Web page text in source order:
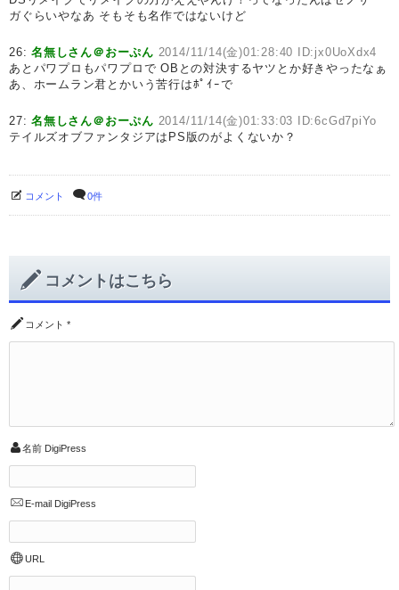
ガぐらいやなあ そもそも名作ではないけど
26:名無しさん＠おーぷん 2014/11/14(金)01:28:40 ID:jx0UoXdx4
あとパワプロもパワプロで OBとの対決するヤツとか好きやったなぁ
あ、ホームラン君とかいう苦行はﾎﾟｲｰで
27:名無しさん＠おーぷん 2014/11/14(金)01:33:03 ID:6cGd7piYo
テイルズオブファンタジアはPS版のがよくないか？
コメント 0件
コメントはこちら
コメント *
名前 DigiPress
E-mail DigiPress
URL